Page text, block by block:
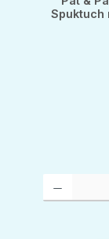
Spuktuch